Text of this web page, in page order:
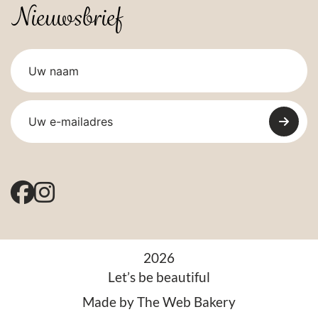
Nieuwsbrief
2026
Let’s be beautiful
Made byThe Web Bakery